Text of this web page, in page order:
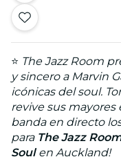
⭐ The Jazz Room
y sincero a Marvin
icónicas del soul.
revive sus
banda en directo
para The Jazz
Soulen Auckland!